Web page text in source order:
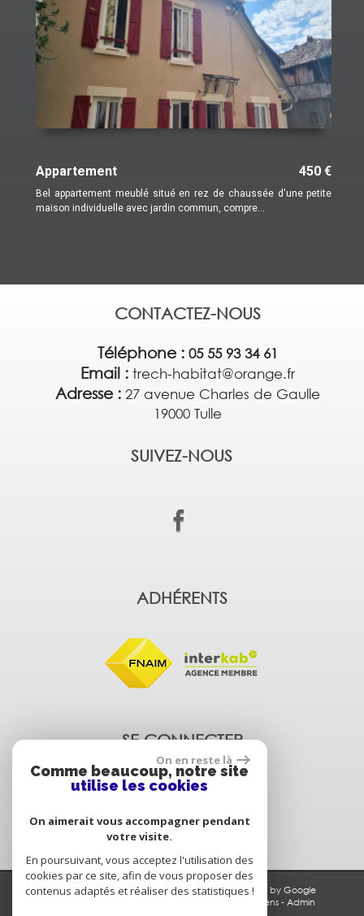
Appartement 450 €
Bel appartement meublé situé en rez de chaussée d'une petite
maison individuelle avec jardin commun, compre...
CONTACTEZ-NOUS
Téléphone : 05 55 93 34 61
Email : trech-habitat@orange.fr
Adresse : 27 avenue Charles de Gaulle
19000 Tulle
SUIVEZ-NOUS
ADHÉRENTS
SE CONNECTER
© 2026 | Tous droits réservés | Traduction powered by Google
Liens- Admin
On en reste là
Comme beaucoup, notre site
utilise les cookies
On aimerait vous accompagner pendant
votre visite.
En poursuivant, vous acceptez l'utilisation des
cookies par ce site, afin de vous proposer des
contenus adaptés et réaliser des statistiques !